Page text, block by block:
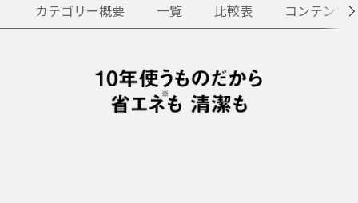
カテゴリー概要 一覧 比較表 コンテンツ